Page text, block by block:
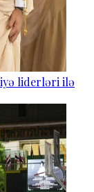
liderləri ilə